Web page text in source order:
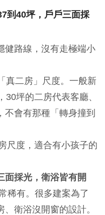
到40坪，戶戶三面採
健路線，沒有走極端小
真二房」尺度。一般新
坪的二房代表客廳、
不會有那種「轉身撞到
尺度，適合有小孩子的
面採光，衛浴皆有開
稀有。很多建案為了
衛浴沒開窗的設計。